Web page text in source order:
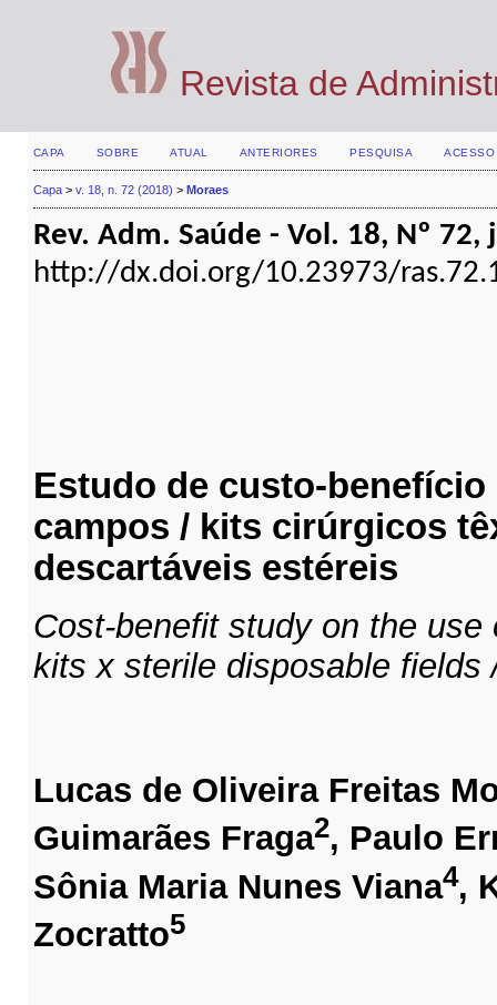
Revista de
CAPA SOBRE ATUAL ANTERIORES PESQUISA ACESSO
Capa> v. 18, n. 72 (2018) > Moraes
Rev. Adm. Saúde - Vol. 18, Nº 72,
http://dx.doi.org/10.23973/
Estudo de custo-
campos / kits cirúrgicos
descartáveis estéreis
Cost-benefit study on the
kits x sterile disposable fields
Lucas de Oliveira Freitas
Guimarães Fraga2, Paulo
Sônia Maria Nunes Viana4,
Zocratto5